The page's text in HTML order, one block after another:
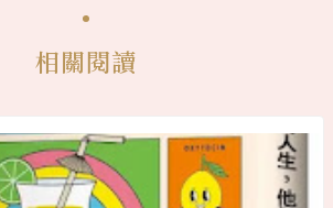
相關閱讀